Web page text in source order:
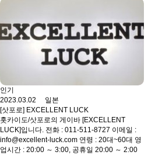
인기
2023.03.02 일본
[삿포로] EXCELLENT LUCK
홋카이도/삿포로의 게이바 [EXCELLENT
LUCK]입니다. 전화 : 011-511-8727 이메일 :
info@excellent-luck.com 연령 : 20대~60대 영
업시간 : 20:00 ～ 3:00, 공휴일 20:00 ～ 2:00